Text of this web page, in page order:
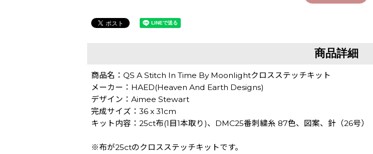
商品詳細
商品名：QS A Stitch In Time By Moonlightクロスステッチキット
メーカー：HAED(Heaven And Earth Designs)
デザイン：Aimee Stewart
完成サイズ：36 x 31cm
キット内容：25ct布(1目1本取り)、DMC25番刺繍糸 87色、図案、針（26号）
※布が25ctのクロスステッチキットです。